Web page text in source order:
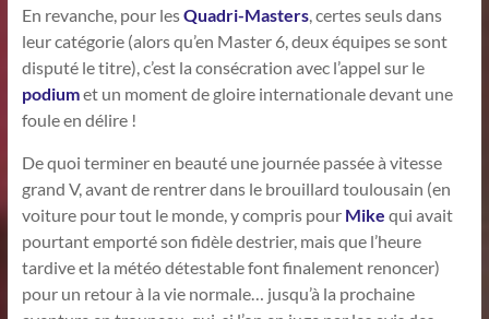
En revanche, pour lesQuadri-Masters, certes seuls dans
leur catégorie (alors qu’en Master 6, deux équipes se sont
disputé le titre), c’est la consécration avec l’appel sur le
podiumet un moment de gloire internationale devant une
foule en délire !
De quoi terminer en beauté une journée passée à vitesse
grand V, avant de rentrer dans le brouillard toulousain (en
voiture pour tout le monde, y compris pour Mike qui avait
pourtant emporté son fidèle destrier, mais que l’heure
tardive et la météo détestable font finalement renoncer)
pour un retour à la vie normale… jusqu’à la prochaine